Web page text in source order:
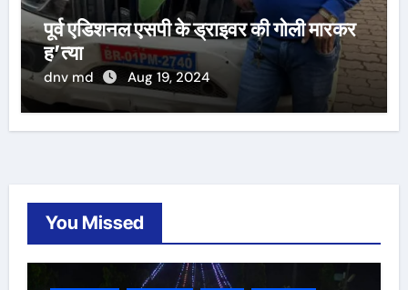
पूर्व एडिशनल एसपी के ड्राइवर की गोली मारकर
ह’त्या
dnv md Aug 19, 2024
You Missed